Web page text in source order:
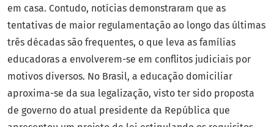
em casa. Contudo, notícias demonstraram que as
tentativas de maior regulamentação ao longo das últimas
três décadas são frequentes, o que leva as famílias
educadoras a envolverem-se em conflitos judiciais por
motivos diversos. No Brasil, a educação domiciliar
aproxima-se da sua legalização, visto ter sido proposta
de governo do atual presidente da República que